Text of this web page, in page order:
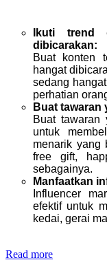
Ikuti trend
dibicarakan:
Buat konten
hangat
sedang
perhatian
Buat tawaran
Buat tawaran
untuk
menarik yang
free gift,
sebagainya.
Manfaatkan
Influencer
efektif untuk
kedai, gerai
Read more